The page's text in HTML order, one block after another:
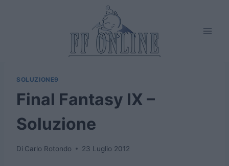
SOLUZIONE9
Final Fantasy IX –
Soluzione
Di Carlo Rotondo 23 Luglio 2012